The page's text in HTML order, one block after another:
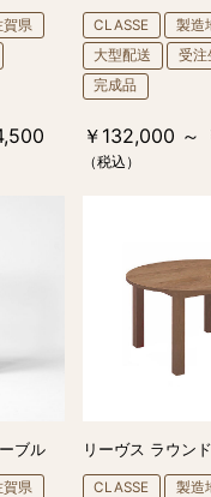
県
CLASSE
製造
大型配送
受注
完成品
￥132,000 ～
（税込）
ブル
賀県
リーヴス ラウン
CLASSE
製造